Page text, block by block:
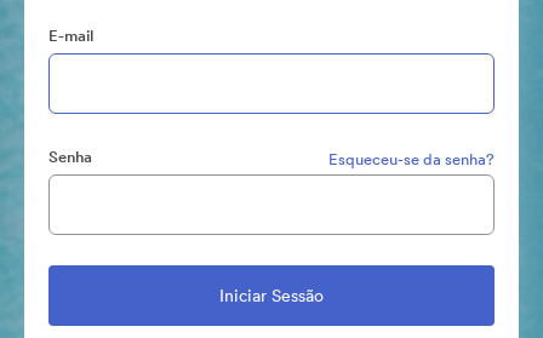
E-mail
Senha Esqueceu-se da senha?